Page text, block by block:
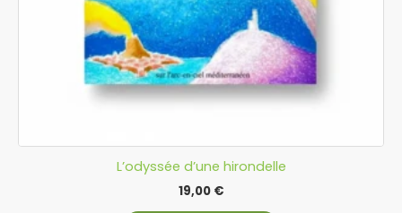
L’odyssée d’une hirondelle
19,00 €